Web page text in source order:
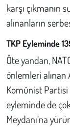
karşı çıkmanın
alınanların
TKP Eyleminde
Öte yandan,
önlemleri alınan
Komünist
eyleminde de çok
Meydanı’na